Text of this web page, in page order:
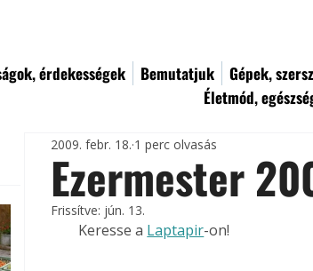
érdekességek Bemutatjuk Gépek,
Életmód,
Ezermester
2009. febr. 18. 1 perc olvasás
Frissítve: jún. 13.
Keresse a Laptapir-on!